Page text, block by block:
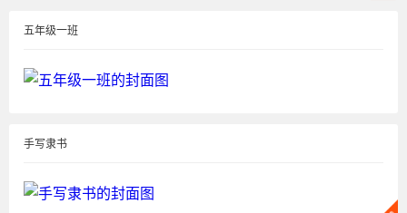
五年级一班
手写隶书